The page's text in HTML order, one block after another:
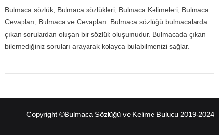
Bulmaca sözlük, Bulmaca sözlükleri, Bulmaca Kelimeleri, Bulmaca
Cevapları, Bulmaca ve Cevapları. Bulmaca sözlüğü bulmacalarda
çıkan sorulardan oluşan bir sözlük oluşumudur. Bulmacada çıkan
bilemediğiniz soruları arayarak kolayca bulabilmenizi sağlar.
Copyright ©Bulmaca Sözlüğü ve Kelime Bulucu 2019-2024